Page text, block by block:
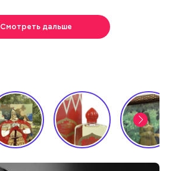
Смотреть дальше